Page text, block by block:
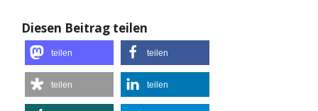
Diesen Beitrag teilen
teilen teilen
teilen teilen